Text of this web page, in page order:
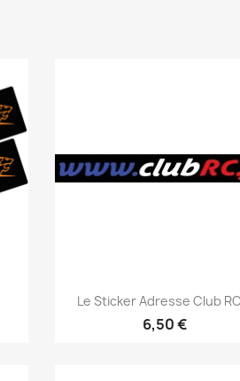
Aperçu rapide
Le Sticker Adresse Club
6,50 €